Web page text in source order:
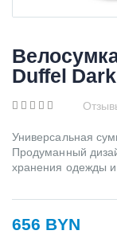
Duffel
Универсальная
Продуманный
хранения одежды и
656 BYN